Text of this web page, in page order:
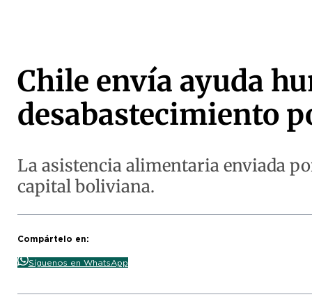
Chile envía ayuda
desabastecimiento
La asistencia alimentaria enviada
capital boliviana.
Compártelo en:
Síguenos en WhatsApp